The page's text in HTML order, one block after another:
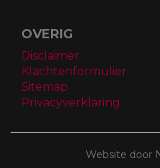
OVERIG
Disclaimer
Klachtenformulier
Sitemap
Privacyverklaring
Website door